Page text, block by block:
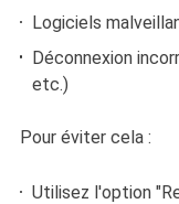
Logiciels
Déconnexion
etc.)
Pour éviter cela :
Utilisez l'option